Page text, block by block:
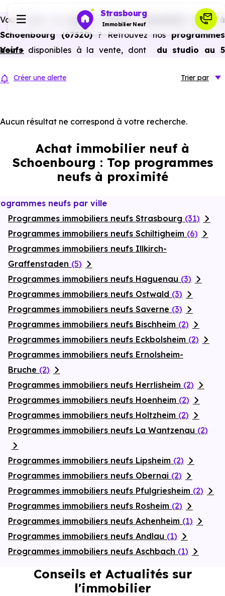
Strasbourg
Immobilier Neuf
Investir
Actualités
Financer
Vous avez un
projet d’achat immobilier neuf à
Schoenbourg (67320)? Retrouvez nos programmes
neufsdisponibles à la vente, dont
du studio au 5
d’agence.
à Schoenbourg (67320), vous pouvez aussi bénéficier
cas, frais de notaire réduits, bonnes performances
énergétiques, garanties constructeur, etc.
Voir +
Créer une alerte Trier par
Aucun résultat ne correspond à votre recherche.
Achat immobilier neuf à
Schoenbourg : Top programmes
neufs à proximité
neufs par ville
Programmes immobiliers neufs Strasbourg (31)
Programmes immobiliers neufs Schiltigheim (6)
Programmes immobiliers neufs Illkirch-
Graffenstaden (5)
Programmes immobiliers neufs Haguenau (3)
Programmes immobiliers neufs Ostwald (3)
Programmes immobiliers neufs Saverne (3)
Programmes immobiliers neufs Bischheim (2)
Programmes immobiliers neufs Eckbolsheim (2)
Programmes immobiliers neufs Ernolsheim-
Bruche (2)
Programmes immobiliers neufs Herrlisheim (2)
Programmes immobiliers neufs Hoenheim (2)
Programmes immobiliers neufs Holtzheim (2)
Programmes immobiliers neufs La Wantzenau (2)
Programmes immobiliers neufs Lipsheim (2)
Programmes immobiliers neufs Obernai (2)
Programmes immobiliers neufs Pfulgriesheim (2)
Programmes immobiliers neufs Rosheim (2)
Programmes immobiliers neufs Achenheim (1)
Programmes immobiliers neufs Andlau (1)
Programmes immobiliers neufs Aschbach (1)
Conseils et Actualités sur
l'immobilier